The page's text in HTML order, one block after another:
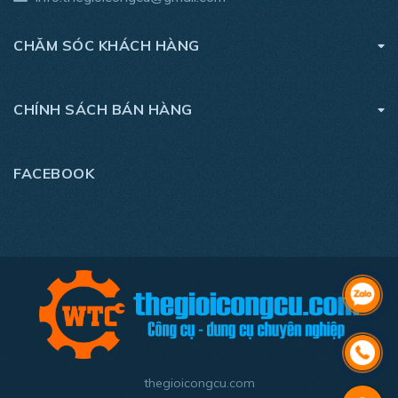
- Tự động tắt nguồn: khoảng 30 giây
CHĂM SÓC KHÁCH HÀNG
CHÍNH SÁCH BÁN HÀNG
FACEBOOK
thegioicongcu.com